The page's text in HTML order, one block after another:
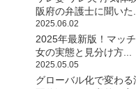
阪府の弁護士に聞いた...
2025.06.02
2025年最新版！マッ
女の実態と見分け方...
2025.05.05
グローバル化で変わ